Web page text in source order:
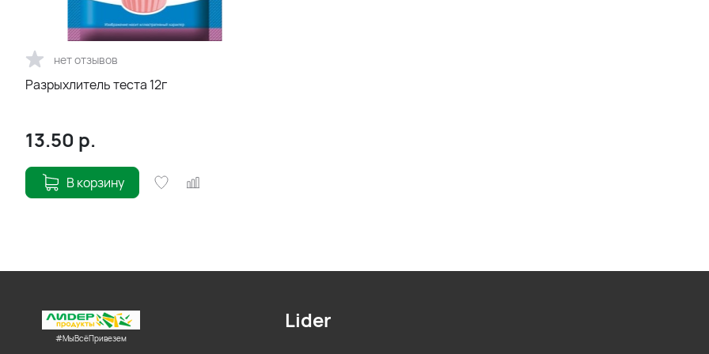
нет отзывов
Разрыхлитель теста 12г
13.50 р.
В корзину
#МыВсёПривезем
Lider